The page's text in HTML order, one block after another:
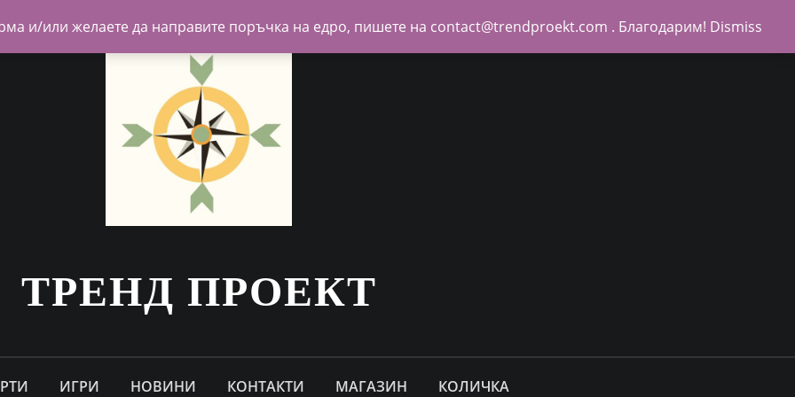
ТРЕНД ПРОЕКТ
ИГРИ НОВИНИ КОНТАКТИ МАГАЗИН КОЛИЧКА
и/или желаете да направите поръчка на едро, пишете на contact@trendproekt.com . Благодарим! Dismiss